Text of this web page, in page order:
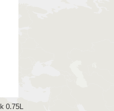
0.75L